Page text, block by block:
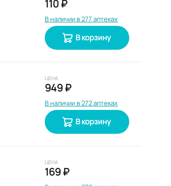
110 ₽
В наличии в 277 аптеках
В корзину
ЦЕНА
949 ₽
В наличии в 272 аптеках
В корзину
ЦЕНА
169 ₽